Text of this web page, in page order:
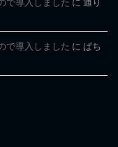
で導入しました に ぱち